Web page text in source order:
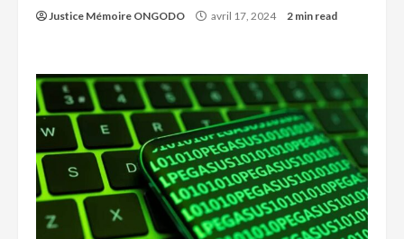
Justice Mémoire ONGODO avril 17, 2024 2 min read